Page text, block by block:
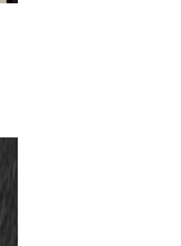
Kağıt
ve
Kriz